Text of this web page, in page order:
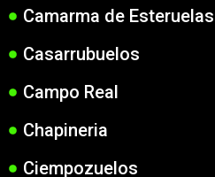
Camarma de Esteruelas
Casarrubuelos
Campo Real
Chapineria
Ciempozuelos